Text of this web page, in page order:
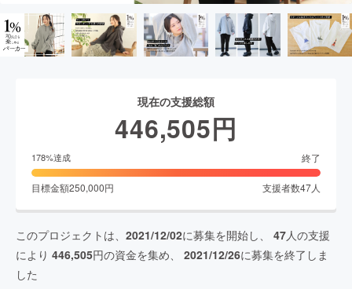
現在の支援総額
446,505円
178%達成 終了
目標金額250,000円 支援者数47人
このプロジェクトは、 2021/12/02に募集を開始し、 47人の支援
により 446,505円の資金を集め、 2021/12/26に募集を終了しま
した